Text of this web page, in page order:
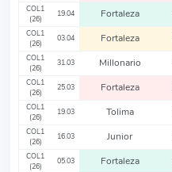
COL1
(26)
19.04 Fortaleza
COL1
(26)
03.04 Fortaleza
COL1
(26)
31.03 Millonario
COL1
(26)
25.03 Fortaleza
COL1
(26)
19.03 Tolima
COL1
(26)
16.03 Junior
COL1
(26)
05.03 Fortaleza